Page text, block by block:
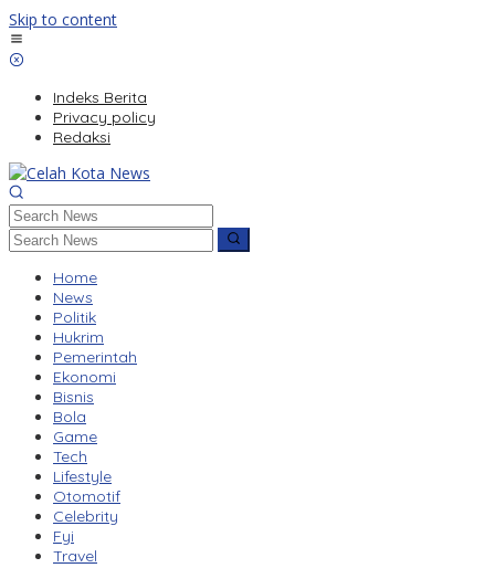
Skip to content
Indeks Berita
Privacy policy
Redaksi
Home
News
Politik
Hukrim
Pemerintah
Ekonomi
Bisnis
Bola
Game
Tech
Lifestyle
Otomotif
Celebrity
Fyi
Travel